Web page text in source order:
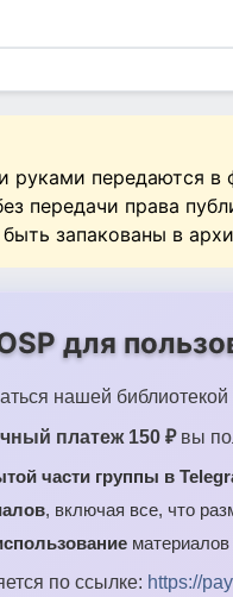
руками передаются в
передачи права
запакованы в
для
нашей
платеж 150 ₽вы
части группы в
, включая все, что
материалов
по ссылке: https://